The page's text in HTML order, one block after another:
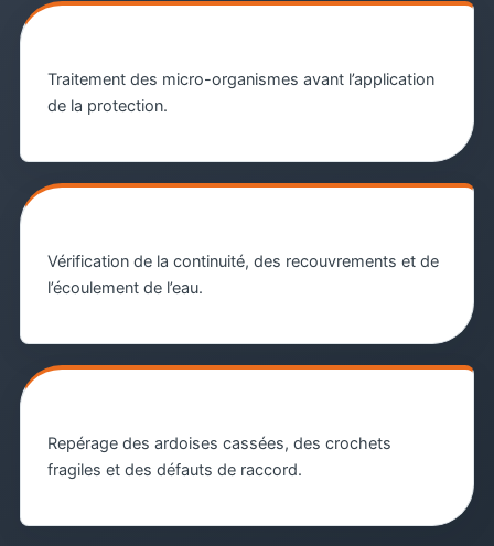
Traitement des micro-organismes avant l’application
de la protection.
Vérification de la continuité, des recouvrements et de
l’écoulement de l’eau.
Repérage des ardoises cassées, des crochets
fragiles et des défauts de raccord.